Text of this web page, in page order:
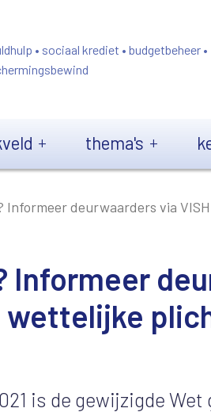
• sociaal krediet • budgetbeheer •
thema's
Informeer deurwaarders via
Informeer
wettelijke
is de gewijzigde